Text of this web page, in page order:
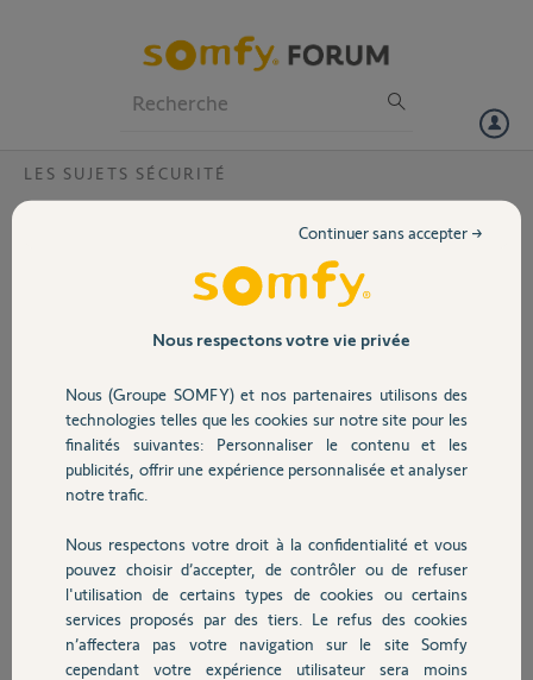
Volet
Sécurité
Domotique
Chauffage
Autres produits
LES SUJETS SÉCURITÉ
Installation link somfy protect impossible ?
Propriétaire depuis 8 ans d'une alarme SOMFY protect sans aucun
souci. J'en ai même installé plusieurs pour des amis. Mon Link est HS
depuis 1 semaine (voyant ne s'allume plus).
Achat d'un nouveau link. Après plusieurs tentatives d'installation =
ancien link supprimé, puis réinitialisation du nouveau link. Installation
impossible. voyant du link demeure fixe même après ces différentes
manipulation.
Ref : BU4003004D50 2242
Pouvez-vous m'aider ?
christian P.
il y a environ 3 ans
Participer au fil de discussion
Nous respectons votre vie privée
Nous (Groupe SOMFY) et nos partenaires utilisons des
technologies telles que les cookies sur notre site pour les
finalités suivantes: Personnaliser le contenu et les
publicités, offrir une expérience personnalisée et analyser
notre trafic.
Nous respectons votre droit à la confidentialité et vous
pouvez choisir d’accepter, de contrôler ou de refuser
l'utilisation de certains types de cookies ou certains
services proposés par des tiers. Le refus des cookies
n’affectera pas votre navigation sur le site Somfy
cependant votre expérience utilisateur sera moins
Continuer sans accepter →